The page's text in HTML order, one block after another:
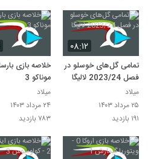
۰۸:۱۲
تمامی گل‌های خوسلو در
فصل 2023/24 لالیگا
میلاد
۲۵ مرداد ۱۴۰۳
۱۹۱ بازدید
موناکو 3
میلاد
۲۴ مرداد ۱۴۰۳
۷۸۳ بازدید